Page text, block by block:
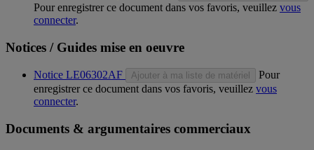
Pour enregistrer ce document dans vos favoris, veuillez vous
connecter.
Notices / Guides mise en oeuvre
Notice LE06302AF Ajouter à ma liste de matériel
Pour
enregistrer ce document dans vos favoris, veuillez vous
connecter.
Documents & argumentaires commerciaux